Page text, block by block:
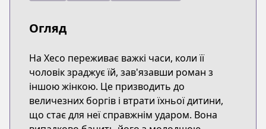
Огляд
На Хесо переживає важкі часи, коли її
чоловік зраджує їй, зав'язавши роман з
іншою жінкою. Це призводить до
величезних боргів і втрати їхньої дитини,
що стає для неї справжнім ударом. Вона